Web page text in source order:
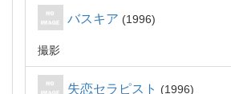
バスキア 1996
撮影
失恋セラピスト 1996